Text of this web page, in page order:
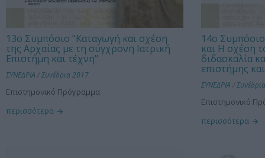
13ο Συμπόσιο "Καταγωγή και σχέση
της Αρχαίας με τη σύγχρονη Ιατρική
Επιστήμη και τέχνη"
ΣΥΝΕΔΡΙΑ /Συνέδρια 2017
Επιστημονικό Πρόγραμμα
περισσότερα
14ο
και Η σχέση
διδασκαλία
επιστήμης
ΣΥΝΕΔΡΙΑ /
Επιστημονικό
περισσότερα